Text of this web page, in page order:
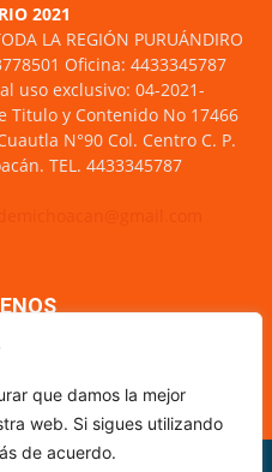
que damos la mejor
web. Si sigues utilizando
de acuerdo.
2021
LA REGIÓN PURUÁNDIRO
Oficina: 4433345787
uso exclusivo: 04-2021-
Titulo y Contenido No 17466
N°90 Col. Centro C. P.
TEL. 4433345787